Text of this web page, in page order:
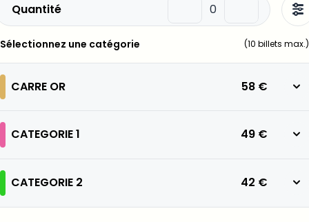
Quantité
Sélectionnez une catégorie (10 billets max.)
CARRE OR 58 €
CATEGORIE 1 49 €
CATEGORIE 2 42 €